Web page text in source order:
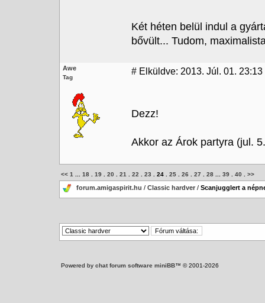
Két héten belül indul a
bővült... Tudom,
Awe
Tag
# Elküldve: 2013. Júl. 01. 23:13
Dezz!
Akkor az Árok partyra (jul.
<< 1 18 19 20 21 22 23 24 25 26 27 28 39 40 >>
forum.amigaspirit.hu / Classic hardver / Scanjugglert a
Powered by chat forum software miniBB™ © 2001-2026